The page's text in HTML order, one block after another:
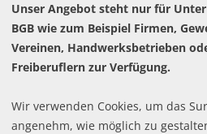
Widerrufsrecht
Pflichttexte
Batteriehinweis
Cookie-Einstellungen
Unser Angebot steht nur für
BGB wie zum Beispiel Firmen,
Vereinen, Handwerksbetrieben
Freiberuflern zur Verfügung.
Wir verwenden Cookies, um das
angenehm, wie möglich zu